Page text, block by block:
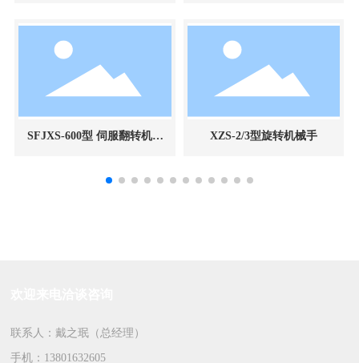
SFJXS-600型 伺服翻转机械
XZS-2/3型旋转机械手
联系人：戴之珉（总经理）
手机： 13801632605